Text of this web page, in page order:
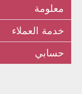
معلومة
خدمة العملاء
حسابي